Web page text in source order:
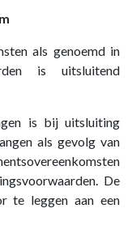
als genoemd in
is uitsluitend
is bij uitsluiting
als gevolg van
De
te leggen aan een